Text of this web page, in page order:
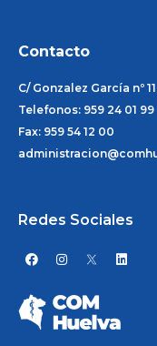
Contacto
C/ Gonzalez García nº
Telefonos: 959 24 01 99
Fax: 959 54 12 00
Redes Sociales
F
a
e
b
o
o
I
n
a
g
r
L
i
i